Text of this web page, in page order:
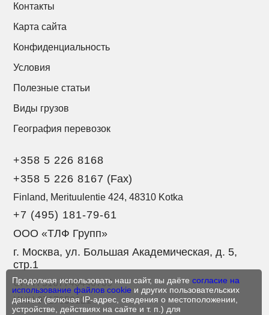
Контакты
Карта сайта
Конфиденциальность
Условия
Полезные статьи
Виды грузов
География перевозок
+358 5 226 8168
+358 5 226 8167 (Fax)
Finland, Merituulentie 424, 48310 Kotka
+7 (495) 181-79-61
ООО «ТЛФ Групп»
г. Москва, ул. Большая Академическая, д. 5,
стр.1
ОГРН 5167746446709
ИНН 9717050121
Продолжая использовать наш сайт, вы даёте согласие на
использование файлов cookie и других пользовательских
данных (включая IP-адрес, сведения о местоположении,
устройстве, действиях на сайте и т. п.) для